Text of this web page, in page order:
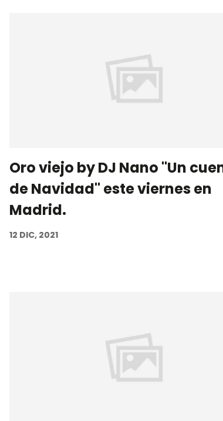
Oro viejo by DJ Nano "Un
de Navidad" este viernes en
Madrid.
12 DIC, 2021